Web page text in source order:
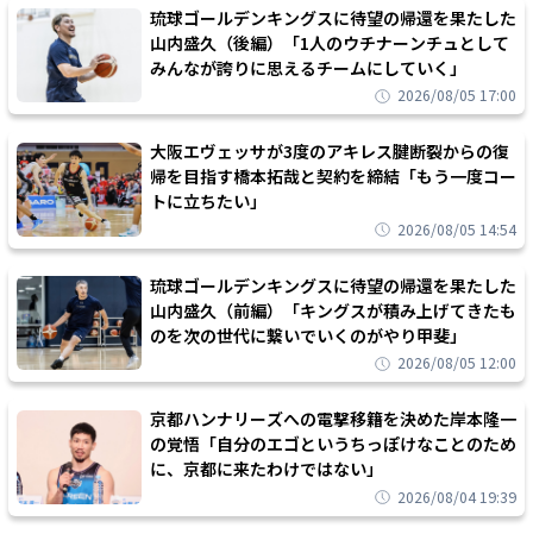
琉球ゴールデンキングスに待望の帰還を果たした
山内盛久（後編）「1人のウチナーンチュとして
みんなが誇りに思えるチームにしていく」
2026/08/05 17:00
大阪エヴェッサが3度のアキレス腱断裂からの復
帰を目指す橋本拓哉と契約を締結「もう一度コー
トに立ちたい」
2026/08/05 14:54
琉球ゴールデンキングスに待望の帰還を果たした
山内盛久（前編）「キングスが積み上げてきたも
のを次の世代に繋いでいくのがやり甲斐」
2026/08/05 12:00
京都ハンナリーズへの電撃移籍を決めた岸本隆一
の覚悟「自分のエゴというちっぽけなことのため
に、京都に来たわけではない」
2026/08/04 19:39